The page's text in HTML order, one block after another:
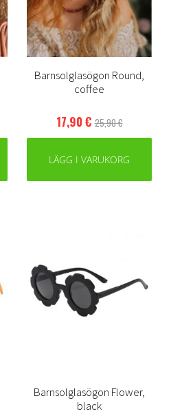
Barnsolglasögon Round,
coffee
17,90 € 25,90 €
LÄGG I VARUKORG
Barnsolglasögon Flower,
black